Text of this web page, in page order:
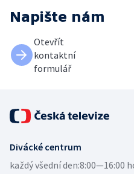
Napište nám
Otevřít
kontaktní
formulář
Divácké centrum
každý všední den:8:00—16:00